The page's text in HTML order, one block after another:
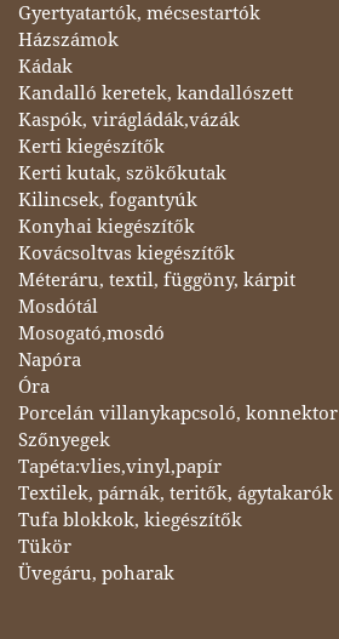
Gyertyatartók, mécsestartók
Házszámok
Kádak
Kandalló keretek, kandallószett
Kaspók, virágládák,vázák
Kerti kiegészítők
Kerti kutak, szökőkutak
Kilincsek, fogantyúk
Konyhai kiegészítők
Kovácsoltvas kiegészítők
Méteráru, textil, függöny, kárpit
Mosdótál
Mosogató,mosdó
Napóra
Óra
Porcelán villanykapcsoló, konnektor
Szőnyegek
Tapéta:vlies,vinyl,papír
Textilek, párnák, teritők, ágytakarók
Tufa blokkok, kiegészítők
Tükör
Üvegáru, poharak